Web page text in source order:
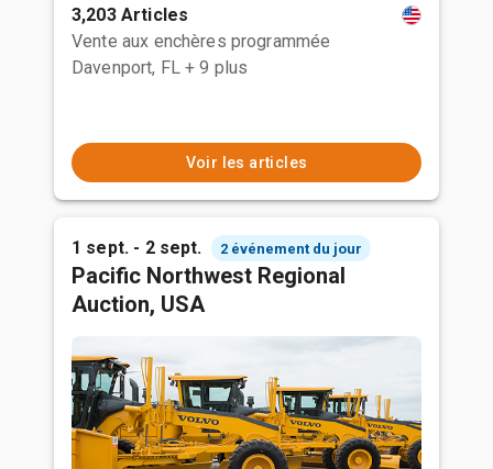
3,203 Articles
Vente aux enchères programmée
Davenport, FL + 9 plus
Voir les articles
1 sept. - 2 sept. 2 événement du jour
Pacific Northwest Regional
Auction, USA